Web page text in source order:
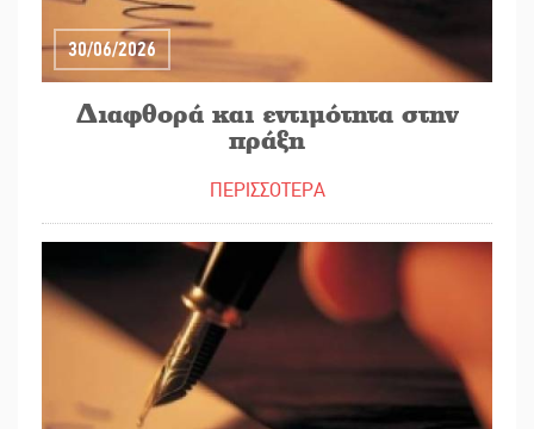
30/06/2026
Διαφθορά και εντιμότητα στην
πράξη
ΠΕΡΙΣΣΟΤΕΡΑ